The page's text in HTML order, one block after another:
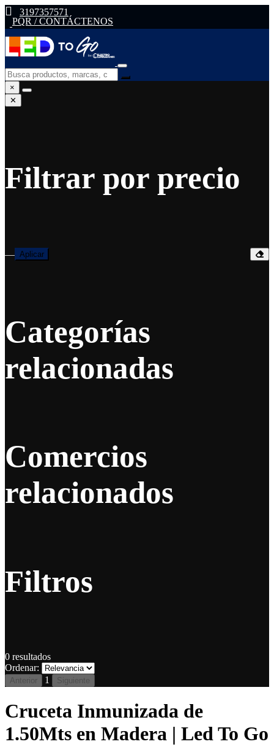
3197357571
PQR / CONTÁCTENOS
×
✕
Filtrar por precio
— Aplicar
Categorías
relacionadas
Comercios
relacionados
Filtros
0 resultados
Ordenar:
Anterior 1 Siguiente
Cruceta Inmunizada de
1.50Mts en Madera | Led To Go